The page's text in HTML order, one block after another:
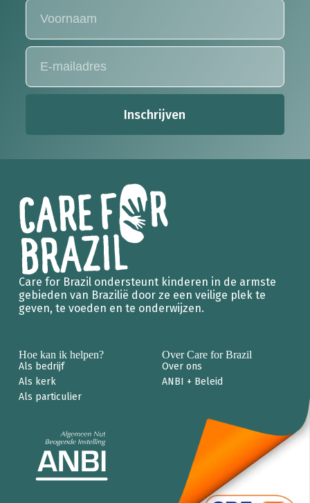
Inschrijven
Care for Brazil ondersteunt kinderen in de armste
gebieden van Brazilië door ze een veilige plek te
geven, te voeden en te onderwijzen.
Hoe kan ik helpen?
Als bedrijf
Als kerk
Als particulier
Over Care for Brazil
Over ons
ANBI + Beleid